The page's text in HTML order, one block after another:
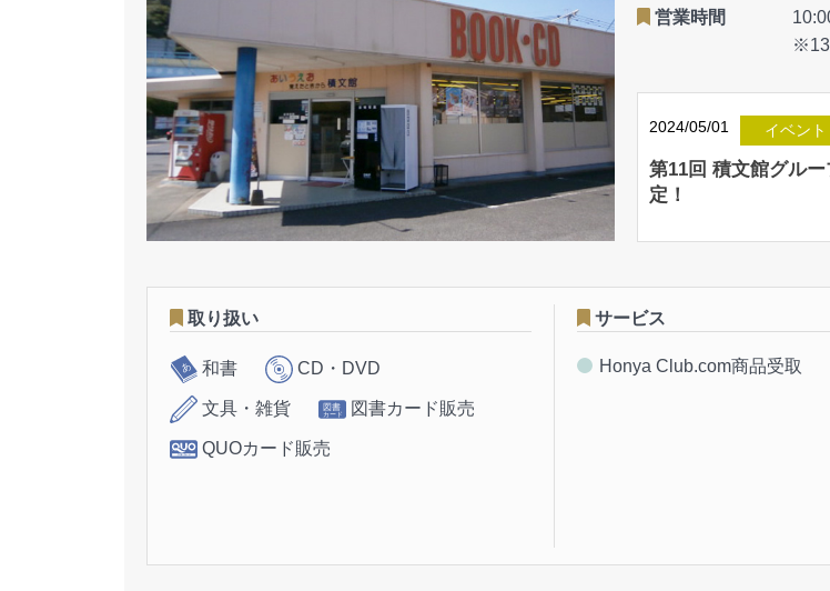
営業時間
2024/05/01 イベント
第11回 積文館グル
定！
取り扱い
和書 CD・DVD
文具・雑貨 図書カード販売
QUOカード販売
サービス
Honya Club.com商品受取